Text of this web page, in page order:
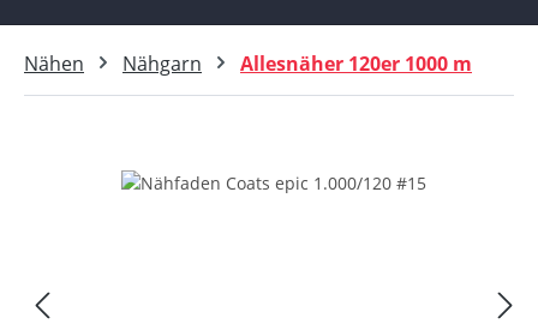
Nähen Nähgarn Allesnäher 120er 1000 m
Bildergalerie überspringen